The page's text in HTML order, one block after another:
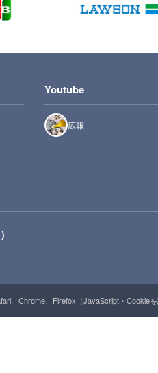
Youtube
広報
、Chrome、Firefox（JavaScript・Cookie